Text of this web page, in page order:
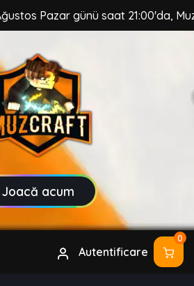
günü saat 21:00'da, MuzCraft
Joacă acum
Autentificare
0